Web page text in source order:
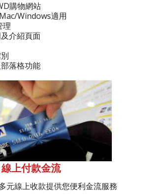
購物網站
Windows適用
理
介紹頁面
落格功能
線上付款金流
元線上收款提供您便利金流服務